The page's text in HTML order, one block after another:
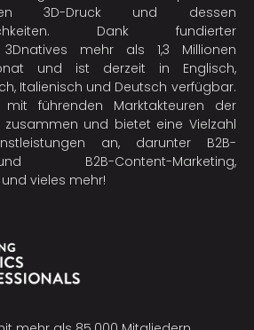
3D-Druck und dessen
Dank fundierter
mehr als 1,3 Millionen
und ist derzeit in Englisch,
Italienisch und Deutsch verfügbar.
mit führenden Marktakteuren der
zusammen und bietet eine Vielzahl
an, darunter B2B-
B2B-Content-Marketing,
vieles mehr!